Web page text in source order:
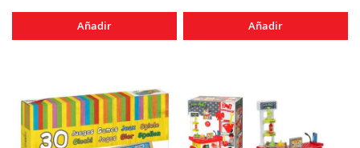
Añadir Añadir